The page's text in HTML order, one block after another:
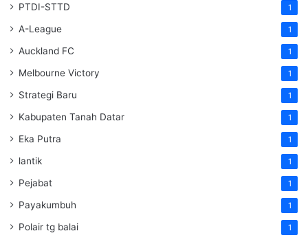
PTDI-STTD 1
A-League 1
Auckland FC 1
Melbourne Victory 1
Strategi Baru 1
Kabupaten Tanah Datar 1
Eka Putra 1
lantik 1
Pejabat 1
Payakumbuh 1
Polair tg balai 1